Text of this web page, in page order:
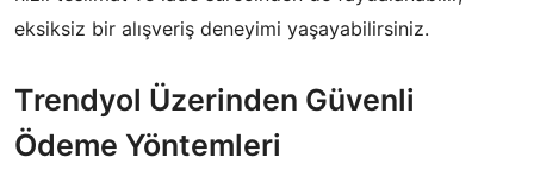
eksiksiz bir alışveriş deneyimi yaşayabilirsiniz.
Trendyol Üzerinden Güvenli
Ödeme Yöntemleri